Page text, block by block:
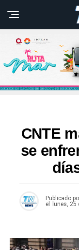
CNTE
se
Publicado
el
lunes, 25